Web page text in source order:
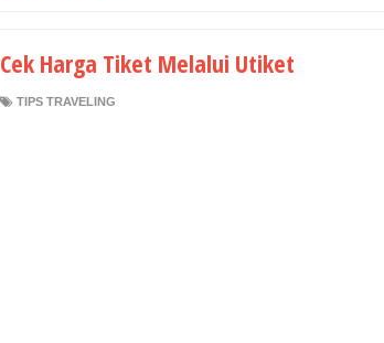
Cek Harga Tiket Melalui Utiket
TIPS TRAVELING